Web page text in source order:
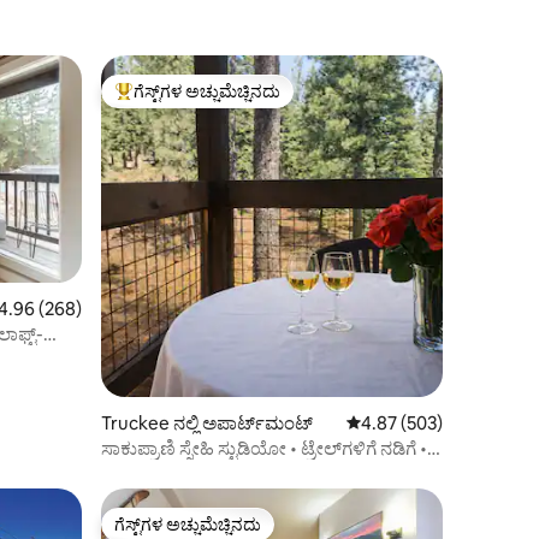
4.96 ಸರಾಸರಿ ರೇಟಿಂಗ್, 268 ವಿಮರ್ಶೆಗಳು
(268)
ಗೆಸ್ಟ್‌ಗಳಿಗೆ ಅತಿ ಹೆಚ್ಚು ಅಚ್ಚುಮೆಚ್ಚಿನದು
ಗೆಸ್ಟ್‌ಗಳ ಅಚ್ಚುಮೆಚ್ಚಿನದು
Truckee ನಲ್ಲಿ ಅಪಾರ್ಟ್‌ಮಂಟ್ 5 ರಲ್ಲಿ 4.87 ಸರಾಸರಿ
4.87 (503)
ಸಾಕುಪ್ರಾಣಿ ಸ್ನೇಹಿ ಸ್ಟುಡಿಯೋ • ಟ್ರೇಲ್‌ಗಳಿಗೆ ನಡಿಗೆ •
ಗೆಸ್ಟ್‌ಗಳ ಅಚ್ಚುಮೆಚ್ಚಿನದು